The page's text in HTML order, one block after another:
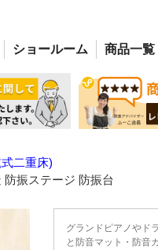
ショールーム 商品一覧
二重床)
振ステージ 防振台
グランドピアノやド
と防音マット・防音